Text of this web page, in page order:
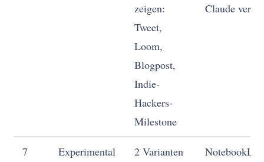
zeigen:
Tweet,
Loom,
Blogpost,
Indie-
Hackers-
Milestone
Claude
7
Experimental
2 Varianten